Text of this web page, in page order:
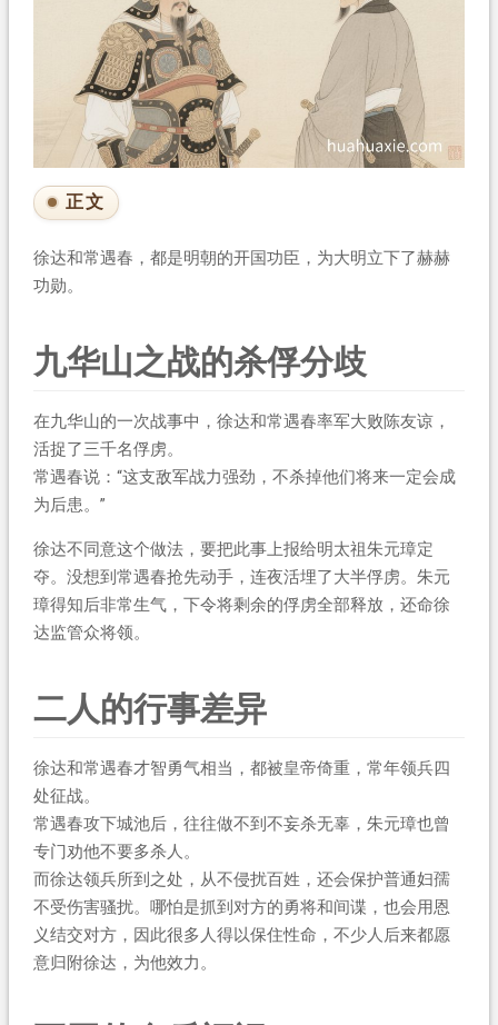
正文
徐达和常遇春，都是明朝的开国功臣，为大明立下了赫赫
功勋。
九华山之战的杀俘分歧
在九华山的一次战事中，徐达和常遇春率军大败陈友谅，
活捉了三千名俘虏。
常遇春说：“这支敌军战力强劲，不杀掉他们将来一定会成
为后患。”
徐达不同意这个做法，要把此事上报给明太祖朱元璋定
夺。没想到常遇春抢先动手，连夜活埋了大半俘虏。朱元
璋得知后非常生气，下令将剩余的俘虏全部释放，还命徐
达监管众将领。
二人的行事差异
徐达和常遇春才智勇气相当，都被皇帝倚重，常年领兵四
处征战。
常遇春攻下城池后，往往做不到不妄杀无辜，朱元璋也曾
专门劝他不要多杀人。
而徐达领兵所到之处，从不侵扰百姓，还会保护普通妇孺
不受伤害骚扰。哪怕是抓到对方的勇将和间谍，也会用恩
义结交对方，因此很多人得以保住性命，不少人后来都愿
意归附徐达，为他效力。